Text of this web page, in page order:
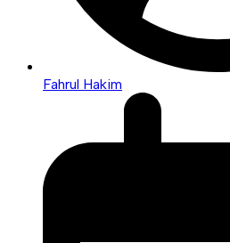
Fahrul Hakim